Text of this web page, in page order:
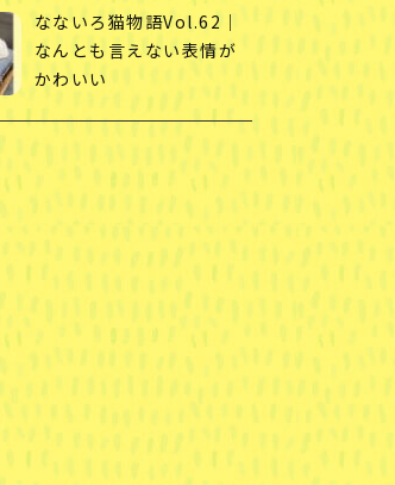
なないろ猫物語Vol.62｜
なんとも言えない表情が
かわいい